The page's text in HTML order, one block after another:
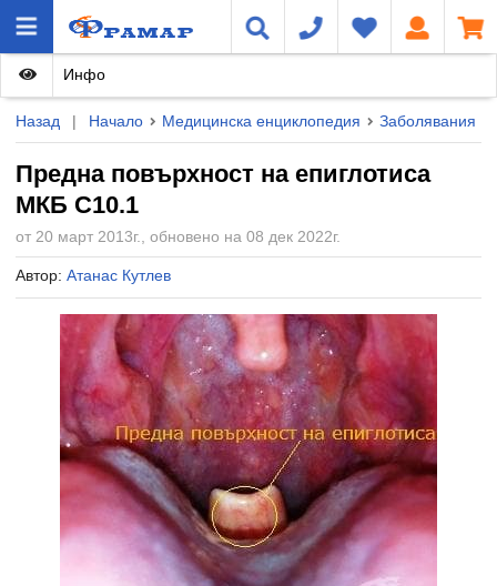
Назад | Начало Медицинска енциклопедия Заболявания
Предна повърхност на епиглотиса
МКБ C10.1
от 20 март 2013г., обновено на 08 дек 2022г.
Автор: Атанас Кутлев
Инфо